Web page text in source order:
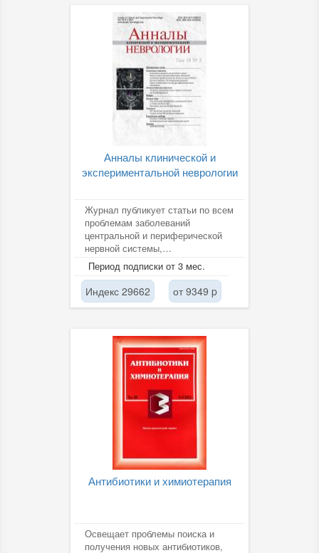
Анналы клинической и
экспериментальной неврологии
Журнал публикует статьи по всем
проблемам заболеваний
центральной и периферической
нервной системы,
фундаментальных нейронаук, а
также по смежным с...
Период подписки от 3 мес.
Индекс 29662 от 9349 p
Антибиотики и химиотерапия
Освещает проблемы поиска и
получения новых антибиотиков,